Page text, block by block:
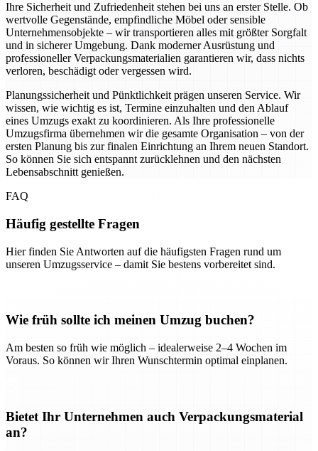
Ihre Sicherheit und Zufriedenheit stehen bei uns an erster Stelle. Ob
wertvolle Gegenstände, empfindliche Möbel oder sensible
Unternehmensobjekte – wir transportieren alles mit größter Sorgfalt
und in sicherer Umgebung. Dank moderner Ausrüstung und
professioneller Verpackungsmaterialien garantieren wir, dass nichts
verloren, beschädigt oder vergessen wird.
Planungssicherheit und Pünktlichkeit prägen unseren Service. Wir
wissen, wie wichtig es ist, Termine einzuhalten und den Ablauf
eines Umzugs exakt zu koordinieren. Als Ihre professionelle
Umzugsfirma übernehmen wir die gesamte Organisation – von der
ersten Planung bis zur finalen Einrichtung an Ihrem neuen Standort.
So können Sie sich entspannt zurücklehnen und den nächsten
Lebensabschnitt genießen.
FAQ
Häufig gestellte Fragen
Hier finden Sie Antworten auf die häufigsten Fragen rund um
unseren Umzugsservice – damit Sie bestens vorbereitet sind.
Wie früh sollte ich meinen Umzug buchen?
Am besten so früh wie möglich – idealerweise 2–4 Wochen im
Voraus. So können wir Ihren Wunschtermin optimal einplanen.
Bietet Ihr Unternehmen auch Verpackungsmaterial
an?